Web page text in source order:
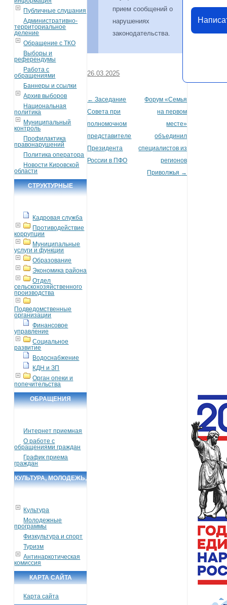
Публичные слушания
Административно-
территориальное
деление
Обращение с ТКО
Выборы и
референдумы
Работа с
обращениями
Баннеры и ссылки
Архив выборов
Национальная
политика
Муниципальный
контроль
Профилактика
правонарушений
Политика оператора
Новости Кировской
области
СТРУКТУРНЫЕ
Кадровая служба
Противодействие
коррупции
Муниципальные
услуги и функции
Образование
Экономика района
Отдел
сельскохозяйственного
производства
Подведомственные
организации
Финансовое
управление
Социальное
развитие
Водоснабжение
КДН и ЗП
Орган опеки и
попечительства
ОБРАЩЕНИЯ
Интернет приемная
О работе с
обращениями граждан
График приема
граждан
КУЛЬТУРА, МОЛОДЕЖЬ,
Культура
Молодежные
программы
Физкультура и спорт
Туризм
Антинаркотическая
комиссия
КАРТА САЙТА
Карта сайта
прием сообщений о
нарушениях
законодательства.
26.03.2025
Post navigation
← Заседание
Совета при
полномочном
представителе
Президента
России в ПФО
Форум «Семья
на первом
месте»
объединил
специалистов из
регионов
Приволжья →